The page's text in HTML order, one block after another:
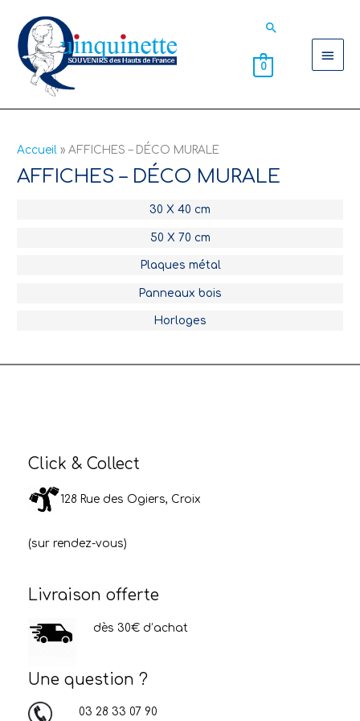
contenu
Rechercher
0
Accueil AFFICHES – DÉCO MURALE
AFFICHES – DÉCO MURALE
30 X 40 cm
50 X 70 cm
Plaques métal
Panneaux bois
Horloges
Click & Collect
128 Rue des Ogiers, Croix
(sur rendez-vous)
Livraison offerte
dès 30€ d’achat
Une question ?
03 28 33 07 90